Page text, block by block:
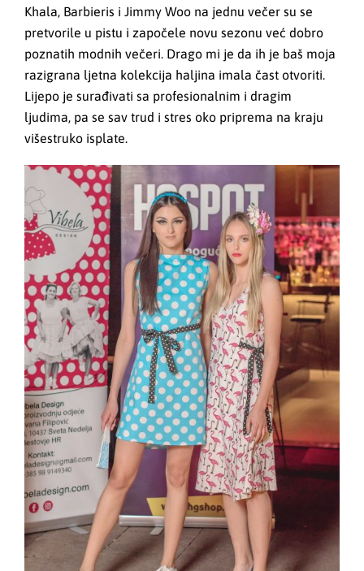
Khala, Barbieris i Jimmy Woo na jednu večer su se
pretvorile u pistu i započele novu sezonu već dobro
poznatih modnih večeri. Drago mi je da ih je baš moja
razigrana ljetna kolekcija haljina imala čast otvoriti.
Lijepo je surađivati sa profesionalnim i dragim
ljudima, pa se sav trud i stres oko priprema na kraju
višestruko isplate.